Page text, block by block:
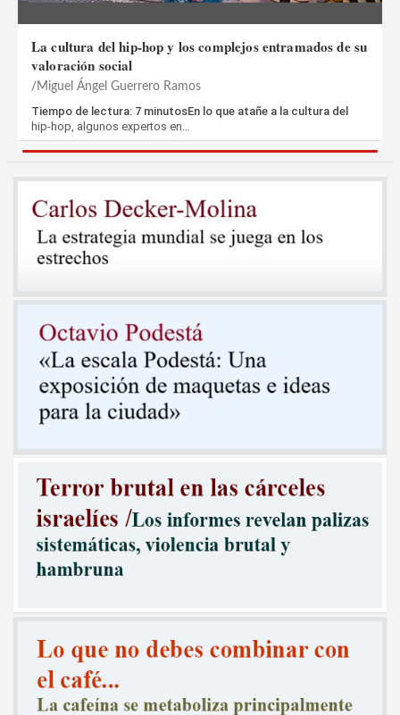
La cultura del hip-hop y los complejos entramados de su
valoración social
Miguel Ángel Guerrero Ramos
Tiempo de lectura: 7 minutosEn lo que atañe a la cultura del
hip-hop, algunos expertos en…